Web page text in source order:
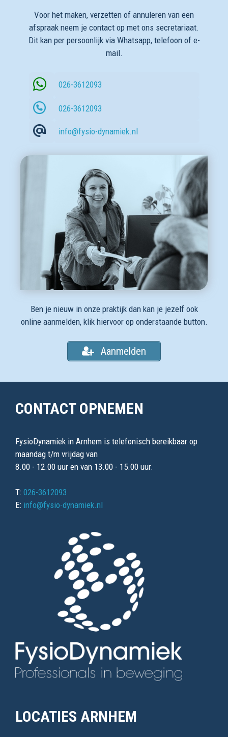
Voor het maken, verzetten of annuleren van een
afspraak neem je contact op met ons secretariaat.
Dit kan per persoonlijk via Whatsapp, telefoon of e-
mail.
026-3612093
026-3612093
info@fysio-dynamiek.nl
Ben je nieuw in onze praktijk dan kan je jezelf ook
online aanmelden, klik hiervoor op onderstaande button.
Aanmelden
CONTACT OPNEMEN
FysioDynamiek in Arnhem is telefonisch bereikbaar op
maandag t/m vrijdag van
8.00 - 12.00 uur en van 13.00 - 15.00 uur.
T: 026-3612093
E: info@fysio-dynamiek.nl
LOCATIES ARNHEM